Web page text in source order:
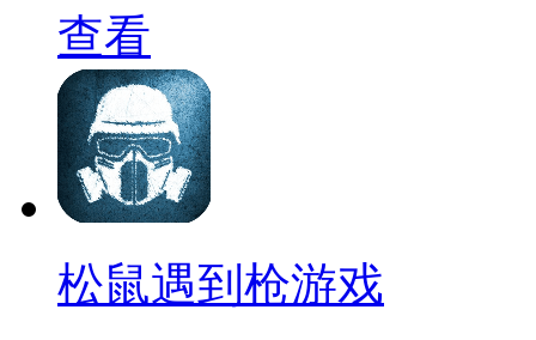
查看
松鼠遇到枪游戏